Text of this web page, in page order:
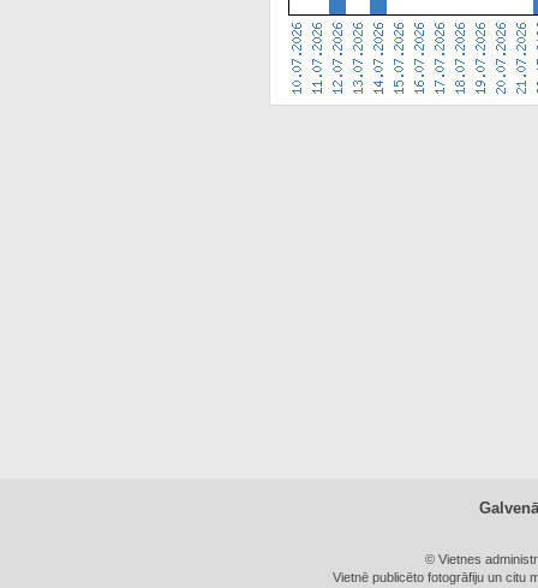
© Vietnes
Vietnē publicēto fotogrāfiju un citu